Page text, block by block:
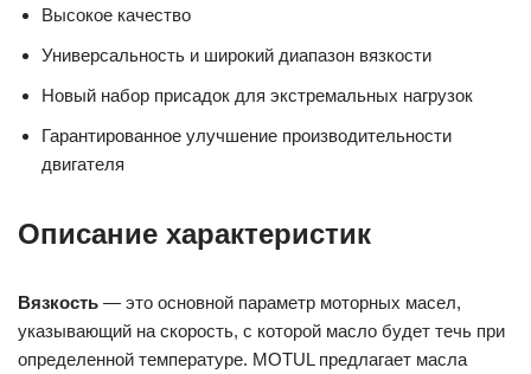
Высокое качество
Универсальность и широкий диапазон вязкости
Новый набор присадок для экстремальных нагрузок
Гарантированное улучшение производительности
двигателя
Описание характеристик
Вязкость — это основной параметр моторных масел,
указывающий на скорость, с которой масло будет течь при
определенной температуре. MOTUL предлагает масла